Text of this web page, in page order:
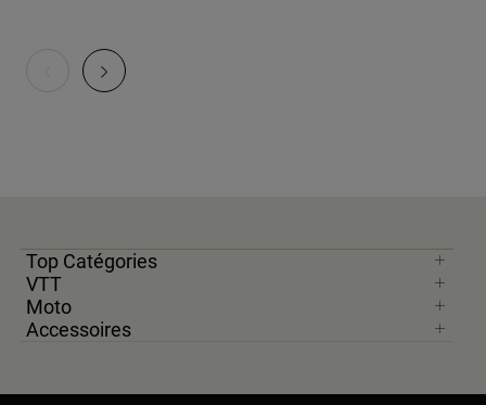
Top Catégories
VTT
Moto
Accessoires